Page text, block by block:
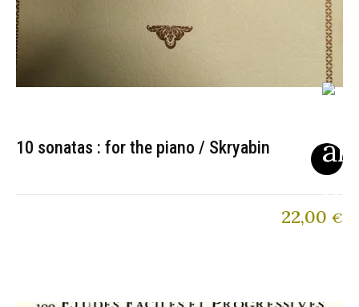
10 sonatas : for the piano / Skryabin
22,00 €